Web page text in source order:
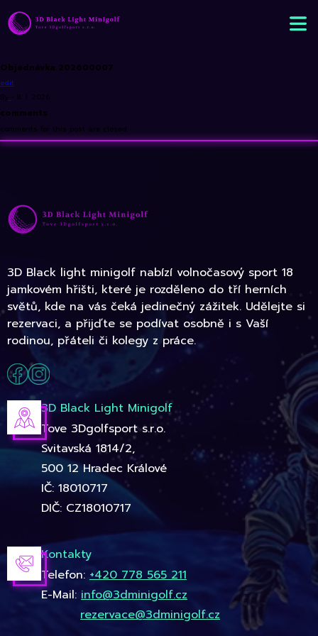
Objednávka 202600007
edit
By • 8. 1. 2026
comments
comments for this post are closed
3D Black light minigolf nabízí volnočasový sport 18
jamkovém hřišti, které je rozděleno do tří herních
světů, kde na vás čeká jedinečný zážitek. Udělejte si
rezervaci, a přijďte se podívat osobně i s Vaší
rodinou, přáteli či kolegy z práce.
3D Black Light Minigolf
Tove 3Dgolfsport s.r.o.
Svitavská 1814/2,
500 12 Hradec Králové
IČ: 18010717
DIČ: CZ18010717
Kontakty
Telefon: +420 778 565 211
E-Mail: info@3dminigolf.cz
rezervace@3dminigolf.cz